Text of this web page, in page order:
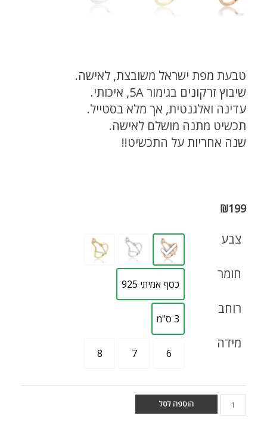
טבעת מפת ישראל משובצת, לאישה.
שיבוץ זרקונים בגימור 5A, איכותי.
עדינה ואלגנטית, אך מלא בסטייל.
תכשיט מתנה מושלם לאישה.
שנה אחריות על התכשיט!!
₪199
צבע
חומר
כסף אמיתי 925
רוחב
3 ס"מ
מידה
6
7
8
הוספה לסל